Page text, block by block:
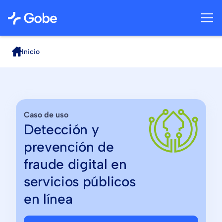
Inicio
Caso de uso
Detección y
prevención de
fraude digital en
servicios públicos
en línea